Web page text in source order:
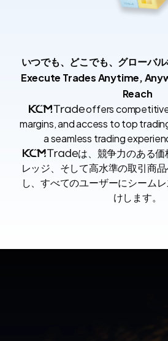
いつでも、どこでも、グローバ
Execute Trades Anytime,
Reach
offers
margins, and access to top
a seamless trading
は、競争力のある
レッジ、そして高水準の取引商
し、すべてのユーザーにシーム
けします。